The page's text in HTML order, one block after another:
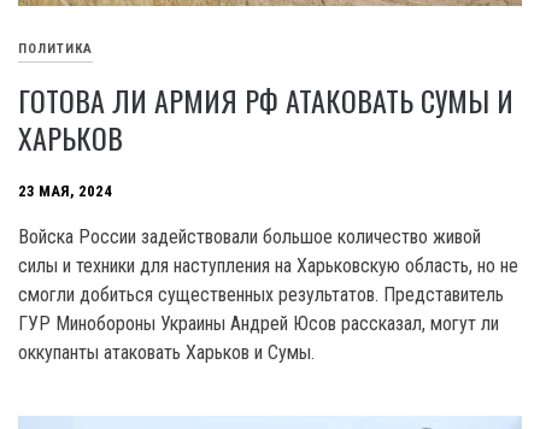
ПОЛИТИКА
ГОТОВА ЛИ АРМИЯ РФ АТАКОВАТЬ СУМЫ И
ХАРЬКОВ
23 МАЯ, 2024
Войска России задействовали большое количество живой
силы и техники для наступления на Харьковскую область, но не
смогли добиться существенных результатов. Представитель
ГУР Минобороны Украины Андрей Юсов рассказал, могут ли
оккупанты атаковать Харьков и Сумы.